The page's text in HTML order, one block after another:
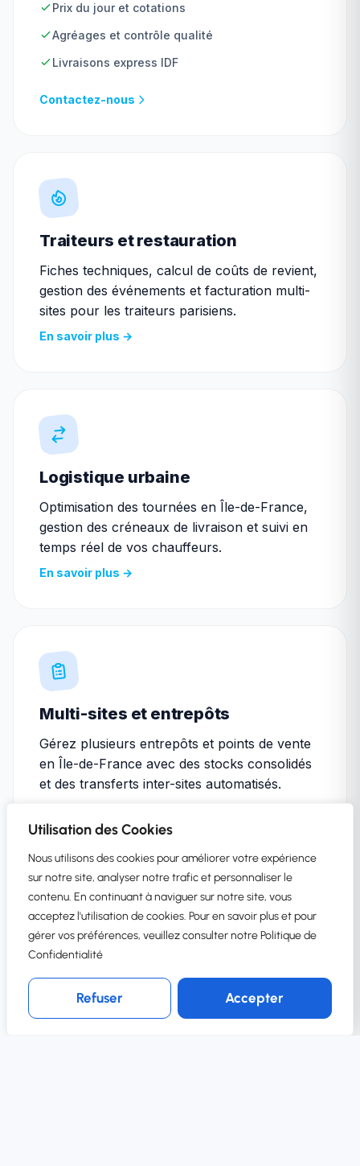
Utilisation des Cookies
Nous utilisons des cookies pour améliorer votre expérience
sur notre site, analyser notre trafic et personnaliser le
contenu. En continuant à naviguer sur notre site, vous
acceptez l'utilisation de cookies. Pour en savoir plus et pour
gérer vos préférences, veuillez consulter notre Politique de
Confidentialité
Refuser Accepter
Prix du jour et cotations
Agréages et contrôle qualité
Livraisons express IDF
Contactez-nous
Traiteurs et restauration
Fiches techniques, calcul de coûts de revient,
gestion des événements et facturation multi-
sites pour les traiteurs parisiens.
En savoir plus →
Logistique urbaine
Optimisation des tournées en Île-de-France,
gestion des créneaux de livraison et suivi en
temps réel de vos chauffeurs.
En savoir plus →
Multi-sites et entrepôts
Gérez plusieurs entrepôts et points de vente
en Île-de-France avec des stocks consolidés
et des transferts inter-sites automatisés.
Support de proximité
Équipe basée en région parisienne,
formations sur site et support réactif. Un vrai
partenaire de proximité pour votre entreprise
Demander une
démo